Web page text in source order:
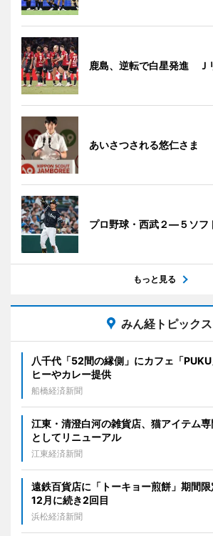
鹿島、逆転で白星発進 Ｊ
あいさつされる悠仁さま
プロ野球・西武２―５ソフ
もっと見る
みん経トピックス
八千代「52間の縁側」にカフェ「
ヒーやカレー提供
船橋経済新聞
江東・清澄白河の雑貨店、猫アイテム専
としてリニューアル
江東経済新聞
遠鉄百貨店に「トーキョー煎餅」期間
12月に続き2回目
浜松経済新聞